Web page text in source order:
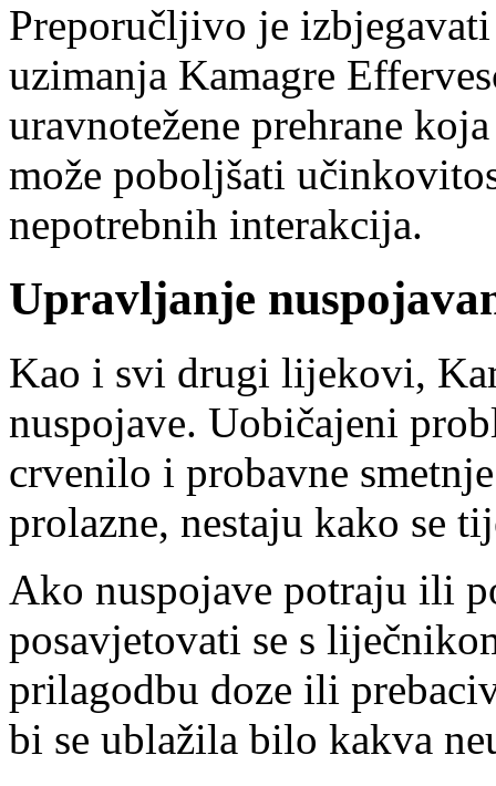
Preporučljivo je
uzimanja Kamagre
uravnotežene prehrane
može poboljšati
nepotrebnih interakcija.
Upravljanje
Kao i svi drugi lijekovi,
nuspojave. Uobičajeni
crvenilo i probavne
prolazne, nestaju kako se
Ako nuspojave potraju ili
posavjetovati se s
prilagodbu doze ili
bi se ublažila bilo kakva